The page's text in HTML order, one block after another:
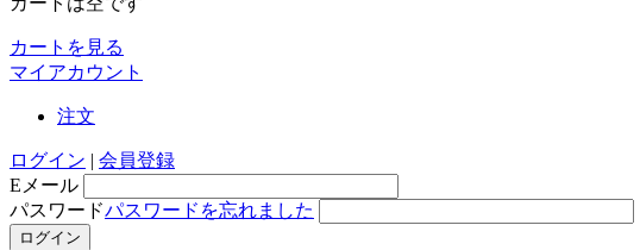
カートを見る
マイアカウント
注文
ログイン | 会員登録
Eメール
パスワードパスワードを忘れました